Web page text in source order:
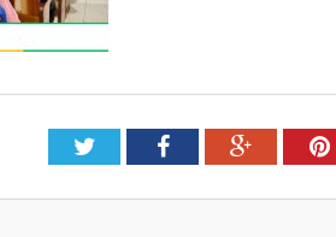
TwitterFacebookGoogle+